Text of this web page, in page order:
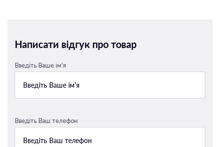
Написати відгук про товар
Введіть Ваше ім'я
Введіть Ваш телефон